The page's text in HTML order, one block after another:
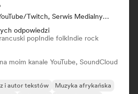
Kanał Na YouTube/Twitch, Serwis Medialny/Dziennikarz
odpowiedzi
popIndie folkIndie rock
moim kanale YouTube, SoundCloud
i autor tekstów
Muzyka afrykańska